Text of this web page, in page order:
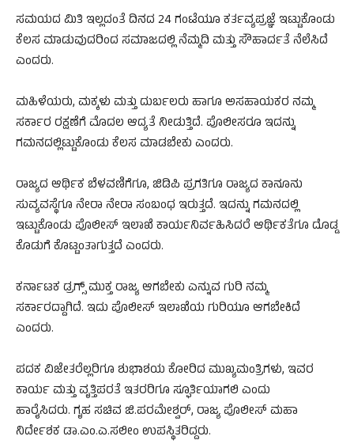
ಸಮಯದ ಮಿತಿ ಇಲ್ಲದಂತೆ ದಿನದ 24 ಗಂಟೆಯೂ ಕರ್ತವ್ಯಪ್ರಜ್ಞೆ ಇಟ್ಟುಕೊಂಡು
ಕೆಲಸ ಮಾಡುವುದರಿಂದ ಸಮಾಜದಲ್ಲಿ ನೆಮ್ಮದಿ ಮತ್ತು ಸೌಹಾರ್ದತೆ ನೆಲೆಸಿದೆ
ಎಂದರು.
ಮಹಿಳೆಯರು, ಮಕ್ಕಳು ಮತ್ತು ದುರ್ಬಲರು ಹಾಗೂ ಅಸಹಾಯಕರ ನಮ್ಮ
ಸರ್ಕಾರ ರಕ್ಷಣೆಗೆ ಮೊದಲ ಆದ್ಯತೆ ನೀಡುತ್ತಿದೆ. ಪೊಲೀಸರೂ ಇದನ್ನು
ಗಮನದಲ್ಲಿಟ್ಟುಕೊಂಡು ಕೆಲಸ ಮಾಡಬೇಕು ಎಂದರು.
ರಾಜ್ಯದ ಆರ್ಥಿಕ ಬೆಳವಣಿಗೆಗೂ, ಜಿಡಿಪಿ ಪ್ರಗತಿಗೂ ರಾಜ್ಯದ ಕಾನೂನು
ಸುವ್ಯವಸ್ಥೆಗೂ ನೇರಾ ನೇರಾ ಸಂಬಂಧ ಇರುತ್ತದೆ. ಇದನ್ನು ಗಮನದಲ್ಲಿ
ಇಟ್ಟುಕೊಂಡು ಪೊಲೀಸ್ ಇಲಾಖೆ ಕಾರ್ಯನಿರ್ವಹಿಸಿದರೆ ಆರ್ಥಿಕತೆಗೂ ದೊಡ್ಡ
ಕೊಡುಗೆ ಕೊಟ್ಟಂತಾಗುತ್ತದೆ ಎಂದರು.
ಕರ್ನಾಟಕ ಡ್ರಗ್ಸ್ ಮುಕ್ತ ರಾಜ್ಯ ಆಗಬೇಕು ಎನ್ನುವ ಗುರಿ ನಮ್ಮ
ಸರ್ಕಾರದ್ದಾಗಿದೆ. ಇದು ಪೊಲೀಸ್ ಇಲಾಖೆಯ ಗುರಿಯೂ ಆಗಬೇಕಿದೆ
ಎಂದರು.
ಪದಕ ವಿಜೇತರೆಲ್ಲರಿಗೂ ಶುಭಾಶಯ ಕೋರಿದ ಮುಖ್ಯಮಂತ್ರಿಗಳು, ಇವರ
ಕಾರ್ಯ ಮತ್ತು ವೃತ್ತಿಪರತೆ ಇತರರಿಗೂ ಸ್ಫೂರ್ತಿಯಾಗಲಿ ಎಂದು
ಹಾರೈಸಿದರು. ಗೃಹ ಸಚಿವ ಜಿ.ಪರಮೇಶ್ವರ್, ರಾಜ್ಯ ಪೊಲೀಸ್ ಮಹಾ
ನಿರ್ದೇಶಕ ಡಾ.ಎಂ.ಎ.ಸಲೀಂ ಉಪಸ್ಥಿತರಿದ್ದರು.‌